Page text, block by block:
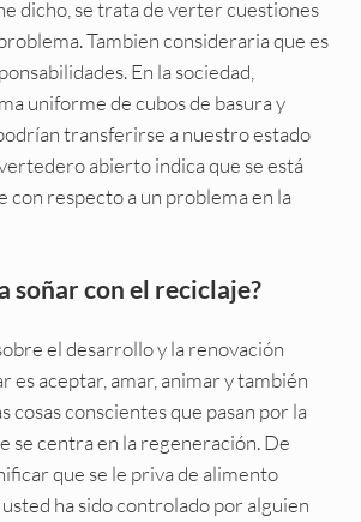
dicho, se trata de verter cuestiones
Tambien consideraria que es
En la sociedad,
uniforme de cubos de basura y
transferirse a nuestro estado
abierto indica que se está
con respecto a un problema en la
soñar con el reciclaje?
el desarrollo y la renovación
es aceptar, amar, animar y también
cosas conscientes que pasan por la
se centra en la regeneración. De
que se le priva de alimento
ha sido controlado por alguien